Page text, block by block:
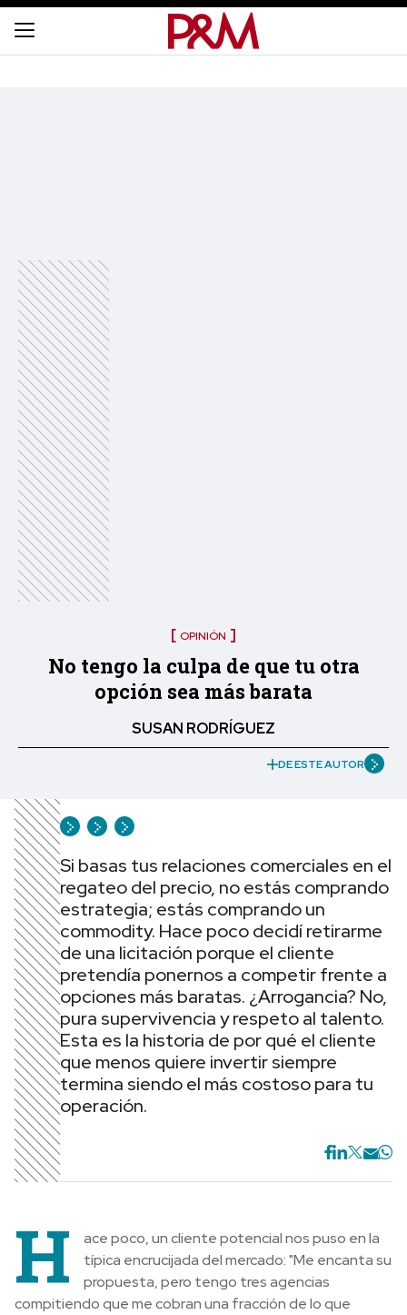
OPINIÓN
No tengo la culpa de que tu otra
opción sea más barata
SUSAN RODRÍGUEZ
DE ESTE AUTOR
Si basas tus relaciones comerciales en el
regateo del precio, no estás comprando
estrategia; estás comprando un
commodity. Hace poco decidí retirarme
de una licitación porque el cliente
pretendía ponernos a competir frente a
opciones más baratas. ¿Arrogancia? No,
pura supervivencia y respeto al talento.
Esta es la historia de por qué el cliente
que menos quiere invertir siempre
termina siendo el más costoso para tu
operación.
H
ace poco, un cliente potencial nos puso en la
típica encrucijada del mercado: "Me encanta su
propuesta, pero tengo tres agencias
compitiendo que me cobran una fracción de lo que